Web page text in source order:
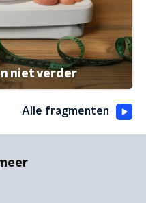
niet verder
Alle fragmenten